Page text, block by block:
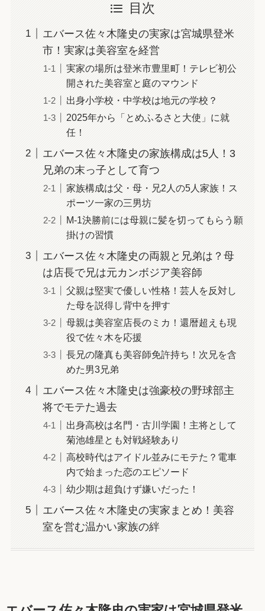
目次
エバース佐々木隆史の実家は宮城県登米
市！実家は美容室を経営
実家の場所は登米市豊里町！テレビ初公
開された美容室と庭のマウンド
出身小学校・中学校は地元の学校？
2025年から「とめふるさと大使」に就
任！
エバース佐々木隆史の家族構成は5人！3
兄弟の末っ子として育つ
家族構成は父・母・兄2人の5人家族！ス
ポーツ一家の三男坊
M-1決勝前には母親に髪を切ってもらう願
掛けの習慣
エバース佐々木隆史の両親と兄弟は？母
は店長で兄は元カンボジア美容師
父親は堅実で優しい性格！芸人を反対し
た母を説得し背中を押す
母親は美容室店長のミカ！還暦超えも現
役で佐々木を応援
長兄の隆真も美容師免許持ち！次兄を含
めた男3兄弟
エバース佐々木隆史は強豪校の野球部主
将でモテた過去
出身高校は名門・古川学園！主将として
菊池雄星とも対戦経験あり
高校時代はアイドル並みにモテた？電車
内で始まった恋のエピソード
幼少期は超負けず嫌いだった！
エバース佐々木隆史の実家まとめ！美容
室を営む温かい家族の絆